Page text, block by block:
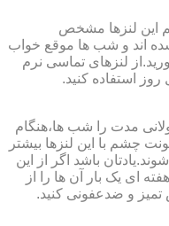
این لنزها مشخص
اند و شب ها موقع خواب
لنزهای تماسی نرم
مدت را شب ها،هنگام
چشم با این لنزها بیشتر
باشد اگر از این
ای یک بار آن ها را از
و ضدعفونی کنید.